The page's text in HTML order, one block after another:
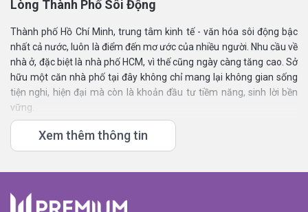
Lòng Thành Phố Sôi Động
Thành phố Hồ Chí Minh, trung tâm kinh tế - văn hóa sôi động bậc
nhất cả nước, luôn là điểm đến mơ ước của nhiều người. Nhu cầu về
nhà ở, đặc biệt là nhà phố HCM, vì thế cũng ngày càng tăng cao. Sở
hữu một căn nhà phố tại đây không chỉ mang lại không gian sống
tiện nghi, hiện đại mà còn là khoản đầu tư tiềm năng, sinh lời bền
vững.
Vậy, điều gì khiến nhà phố HCM trở nên hấp dẫn đến vậy?
thuận tiện cho việc di chuyển, kết nối dễ dàng với các quận trung
Xem thêm thông tin